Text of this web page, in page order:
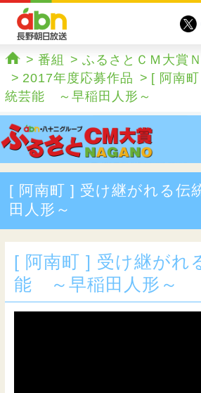
ホーム
番組
ふるさとＣＭ大賞
2017年度応募作品
[ 阿南
統芸能 ～早稲田人形～
[ 阿南町 ] 受け継がれる伝
田人形～
[ 阿南町 ] 受け継がれ
能 ～早稲田人形～